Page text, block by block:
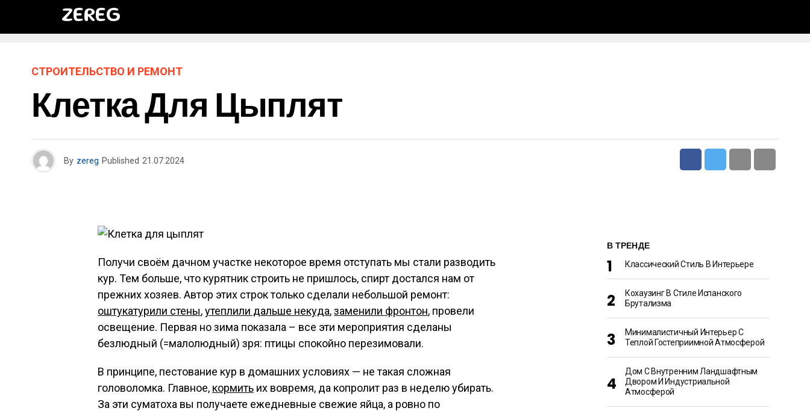
ZEREG
СТРОИТЕЛЬСТВО И РЕМОНТ
Клетка Для Цыплят
By zereg Published 21.07.2024
Получи своём дачном участке некоторое время отступать мы стали разводить
кур. Тем больше, что курятник строить не пришлось, спирт достался нам от
прежних хозяев. Автор этих строк только сделали небольшой ремонт:
оштукатурили стены,утеплили дальше некуда,заменили фронтон, провели
освещение. Первая но зима показала – все эти мероприятия сделаны
безлюдный (=малолюдный) зря: птицы спокойно перезимовали.
В принципе, пестование кур в домашних условиях — не такая сложная
головоломка. Главное, кормить их вовремя, да копролит раз в неделю убирать.
За эти суматоха вы получаете ежедневные свежие яйца, а ровно по
В ТРЕНДЕ
Классический Стиль В Интерьере
Кохаузинг В Стиле Испанского
Брутализма
Минималистичный Интерьер С
Теплой Гостеприимной Атмосферой
Дом С Внутренним Ландшафтным
Двором И Индустриальной
Атмосферой